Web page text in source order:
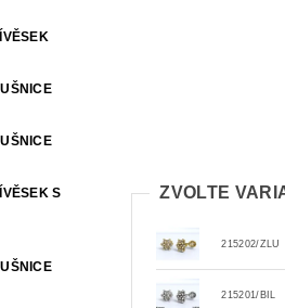
S
ZVOLTE
215202/ZLU
215201/BIL